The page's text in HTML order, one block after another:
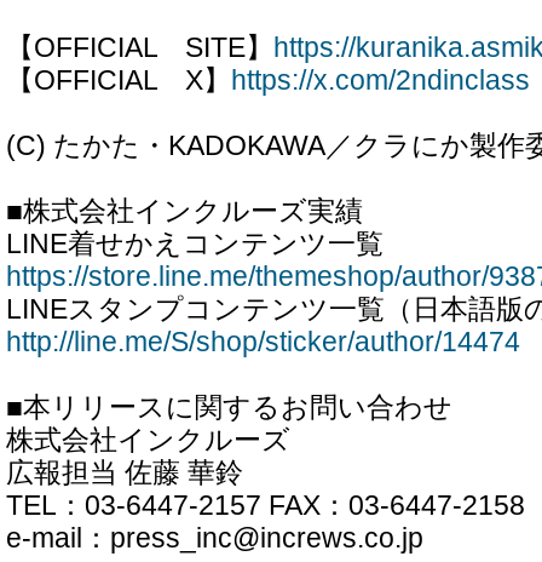
【OFFICIAL SITE】
https://
【OFFICIAL X】
https://x.com/2ndinclass
(C) たかた・KADOKAWA／クラにか製作
■株式会社インクルーズ実績
LINE着せかえコンテンツ一覧
https://store.line.me/themeshop/author/
LINEスタンプコンテンツ一覧（日本語版
http://line.me/S/shop/sticker/author/14474
■本リリースに関するお問い合わせ
株式会社インクルーズ
広報担当 佐藤 華鈴
TEL：03-6447-2157 FAX：03-6447-2158
e-mail：press_inc@increws.co.jp